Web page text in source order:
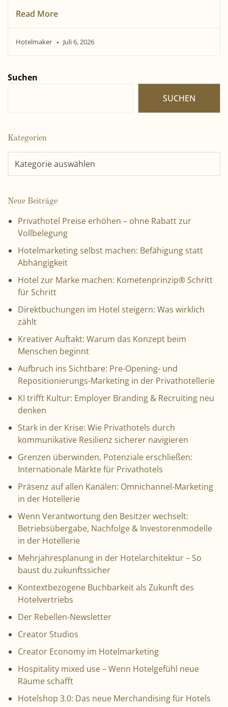
Read More
Hotelmaker Juli 6, 2026
Suchen
SUCHEN
Kategorien
Neue Beiträge
Privathotel Preise erhöhen – ohne Rabatt zur
Vollbelegung
Hotelmarketing selbst machen: Befähigung statt
Abhängigkeit
Hotel zur Marke machen: Kometenprinzip® Schritt
für Schritt
Direktbuchungen im Hotel steigern: Was wirklich
zählt
Kreativer Auftakt: Warum das Konzept beim
Menschen beginnt
Aufbruch ins Sichtbare: Pre-Opening- und
Repositionierungs-Marketing in der Privathotellerie
KI trifft Kultur: Employer Branding & Recruiting neu
denken
Stark in der Krise: Wie Privathotels durch
kommunikative Resilienz sicherer navigieren
Grenzen überwinden, Potenziale erschließen:
Internationale Märkte für Privathotels
Präsenz auf allen Kanälen: Omnichannel-Marketing
in der Hotellerie
Wenn Verantwortung den Besitzer wechselt:
Betriebsübergabe, Nachfolge & Investorenmodelle
in der Hotellerie
Mehrjahresplanung in der Hotelarchitektur – So
baust du zukunftssicher
Kontextbezogene Buchbarkeit als Zukunft des
Hotelvertriebs
Der Rebellen-Newsletter
Creator Studios
Creator Economy im Hotelmarketing
Hospitality mixed use – Wenn Hotelgefühl neue
Räume schafft
Hotelshop 3.0: Das neue Merchandising für Hotels